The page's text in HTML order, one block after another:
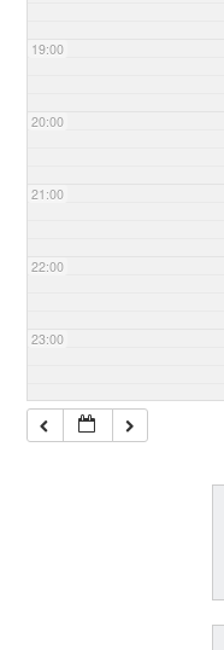
19:00
20:00
21:00
22:00
23:00